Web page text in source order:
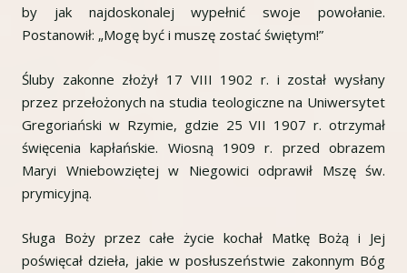
by jak najdoskonalej wypełnić swoje powołanie.
Postanowił: „Mogę być i muszę zostać świętym!”
Śluby zakonne złożył 17 VIII 1902 r. i został wysłany
przez przełożonych na studia teologiczne na Uniwersytet
Gregoriański w Rzymie, gdzie 25 VII 1907 r. otrzymał
święcenia kapłańskie. Wiosną 1909 r. przed obrazem
Maryi Wniebowziętej w Niegowici odprawił Mszę św.
prymicyjną.
Sługa Boży przez całe życie kochał Matkę Bożą i Jej
poświęcał dzieła, jakie w posłuszeństwie zakonnym Bóg